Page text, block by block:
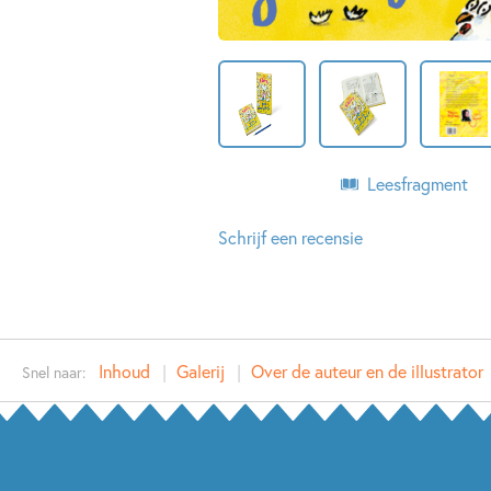
Leesfragment
Schrijf een recensie
Snel naar: Inhoud Galerij Over de auteur en de illustrator